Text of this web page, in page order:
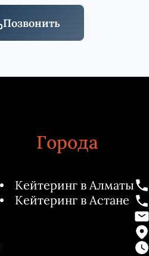
Позвонить
Города
Кейтеринг в Алматы
Кейтеринг в Астане